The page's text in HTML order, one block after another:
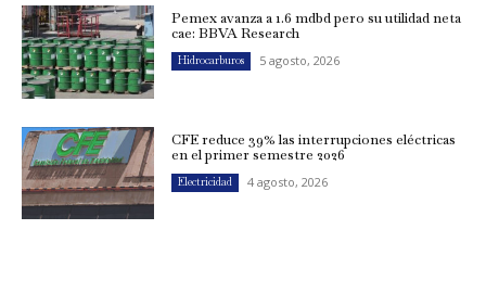
Pemex avanza a 1.6 mdbd pero su utilidad neta
cae: BBVA Research
Hidrocarburos 5 agosto, 2026
CFE reduce 39% las interrupciones eléctricas
en el primer semestre 2026
Electricidad 4 agosto, 2026